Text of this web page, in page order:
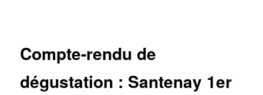
Compte-rendu de
dégustation : Santenay 1er